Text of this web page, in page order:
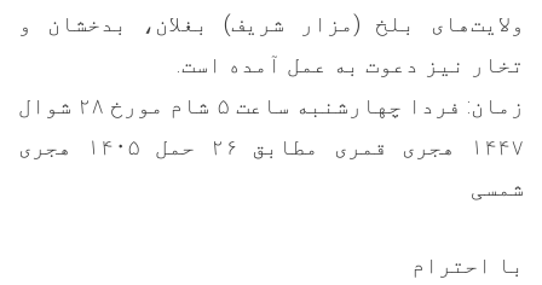
ولایت‌های بلخ (مزار شریف) بغلان، بدخشان و
تخار نیز دعوت به عمل آمده است.
زمان: فردا چهارشنبه ساعت ۵ شام مورخ ۲۸ شوال
۱۴۴۷ هجری قمری مطابق ۲۶ حمل ۱۴۰۵ هجری
شمسی
با احترام